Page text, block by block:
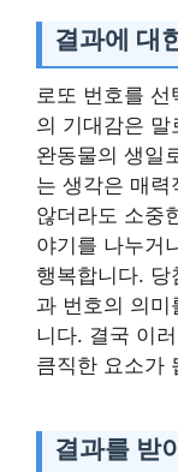
결과에 대
로또 번호를
의 기대감은 말
완동물의 생일
는 생각은 매력
않더라도 소중
야기를 나누거
행복합니다. 당
과 번호의 의
니다. 결국 이
큼직한 요소가
결과를 받